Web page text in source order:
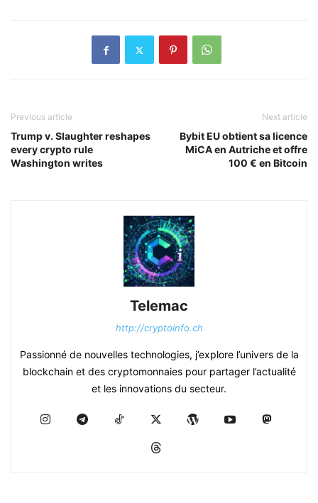
Previous article
Trump v. Slaughter reshapes
every crypto rule
Washington writes
Next article
Bybit EU obtient sa licence
MiCA en Autriche et offre
100 € en Bitcoin
Telemac
http://cryptoinfo.ch
Passionné de nouvelles technologies, j’explore l’univers de la
blockchain et des cryptomonnaies pour partager l’actualité
et les innovations du secteur.